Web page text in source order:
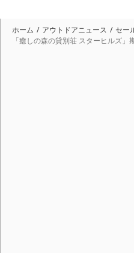
ホーム アウトドアニュース セー
「癒しの森の貸別荘 スターヒルズ」